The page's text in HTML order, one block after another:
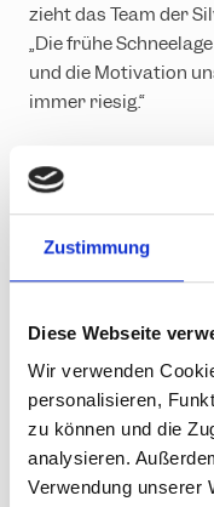
Zustimmung
Diese Webseite
Wir verwenden
personalisieren,
zu können und die
analysieren.
Verwendung unserer
zieht das Team der
„Die frühe
und die Motivation
immer riesig.“